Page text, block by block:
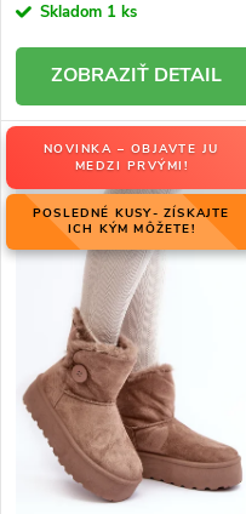
Skladom 1 ks
DETAIL
NOVINKA – OBJAVTE JU
MEDZI PRVÝMI!
POSLEDNÉ KUSY- ZÍSKAJTE
ICH KÝM MÔŽETE!